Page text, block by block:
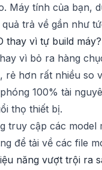
Máy tính của bạn,
trả về gần như
thay vì tự build máy?
vì bỏ ra hàng
hơn rất nhiều so
100% tài
thọ thiết bị.
truy cập các model
để tải về các file
năng vượt trội ra